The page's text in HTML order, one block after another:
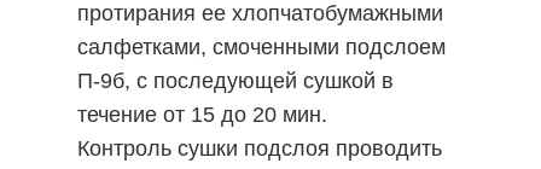
протирания ее хлопчатобумажными
салфетками, смоченными подслоем
П-9б, с последующей сушкой в
течение от 15 до 20 мин.
Контроль сушки подслоя проводить